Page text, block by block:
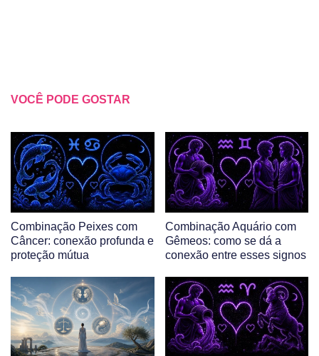
VOCÊ PODE GOSTAR
Combinação Peixes com
Câncer: conexão profunda e
proteção mútua
Combinação Aquário com
Gêmeos: como se dá a
conexão entre esses signos